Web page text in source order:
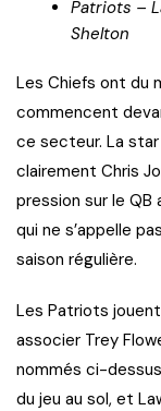
Patriots –
Shelton
Les Chiefs ont du
commencent
ce secteur. La
clairement Chris
pression sur le QB
qui ne s’appelle
saison régulière.
Les Patriots
associer Trey
nommés ci-
du jeu au sol, et